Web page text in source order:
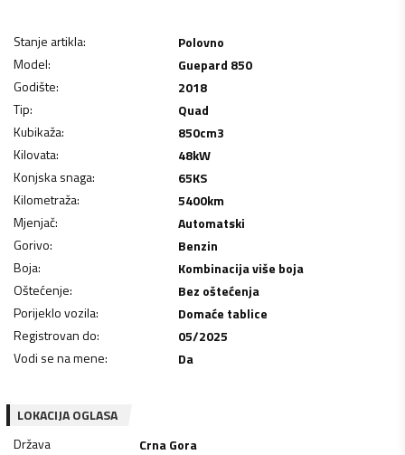
Stanje artikla:
Polovno
Model:
Guepard 850
Godište:
2018
Tip:
Quad
Kubikaža: 850cm3
Kilovata: 48kW
Konjska snaga: 65KS
Kilometraža: 5400km
Mjenjač:
Automatski
Gorivo:
Benzin
Boja:
Kombinacija više boja
Oštećenje:
Bez oštećenja
Porijeklo vozila:
Domaće tablice
Registrovan do:
05/2025
Vodi se na mene: Da
LOKACIJA OGLASA
Država
Crna Gora